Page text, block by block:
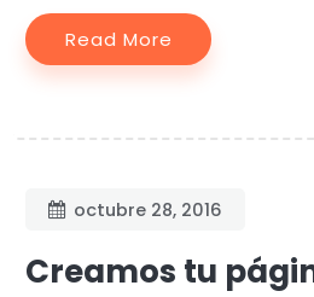
Read More
octubre 28, 2016
Creamos tu